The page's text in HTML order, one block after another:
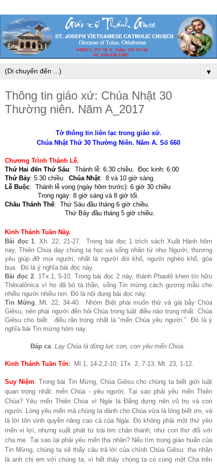
▼
Thông tin giáo xứ: Chúa Nhật 30
Thường niên. Năm A_2017
Tờ thông tin liên lạc trong giáo xứ.
Chúa Nhật Thứ 30 Thường Niên. Năm A. Số 660
Chương Trình Thánh Lễ.
Thứ Hai đến Thứ Sáu: Thánh lễ: 6:30 chiều. Đọc kinh: 6:00
Thứ Bảy: 5:30 chiều. Chúa Nhật: 8 và 10 giờ sáng.
Lễ Buộc: Thánh lễ vọng (ngày hôm trước): 6 giờ 30 chiều
Trong ngày: 8 giờ sáng và 8 giờ tối.
Chầu Thánh Thể: Thứ Sáu đầu tháng 6 giờ chiều.
Thứ Bảy đầu tháng 5 giờ chiều.
Kinh Thánh Tuần Này.
Bài đọc 1. Xh. 22, 21-27. Trong bài đọc 1 trích sách Xuất Hành hôm
nay, Thiên Chúa dạy chúng ta học và sống nhân từ như Người, thương
yêu giúp đỡ mọi người, nhất là người đói khổ, người nghèo khổ, góa
bụa. Đó là ý nghĩa bài đọc này.
Bài đọc 2. 1Tx.1, 5-10. Trong bài đọc 2 này, thánh Phaolô khen tín hữu
Thêxalônica vì họ đã bỏ tà thần, sống Tin mừng cách gương mẫu cho
nhiều người nhiều nơi. Đó là nội dung bài đọc này.
Tin Mừng. Mt. 22, 34-40. Nhóm Biệt phái muốn thử và gài bẫy Chúa
Giêsu, nên phái người đến hỏi Chúa trong luật điều nào trọng nhất. Chúa
Giêsu cho biết: điều răn trọng nhất là “mến Chúa yêu người.” Đó là ý
nghĩa bài Tin mừng hôm nay.
Đáp ca. Lạy Chúa là dũng lực con, con yêu mến Chúa.
Kinh Thánh Tuần Tới: Ml.1, 14-2,2-10; 1Tx. 2, 7-13; Mt. 23, 1-12.
Suy Niệm. Trong bài Tin Mừng, Chúa Giêsu cho chúng ta biết giới luật
quan trọng nhất: mến Chúa - yêu người. Tại sao phải yêu mến Thiên
Chúa? Yêu mến Thiên Chúa vì Ngài là Đấng dựng nên vũ trụ và con
người. Lòng yêu mến mà chúng ta dành cho Chúa vừa là lòng biết ơn, và
là lời tôn vinh quyền năng cao cả của Ngài. Đó không phải một thứ yêu
mến vị lợi, nhưng xuất phát từ trái tim chân thành, như con thơ đối với
cha mẹ. Tại sao lại phải yêu mến tha nhân? Nếu tìm trong giáo huấn của
Tin Mừng, chúng ta sẽ thấy câu trả lời của chính Chúa Giêsu: tha nhân
là anh chị em với chúng ta, vì hết thảy chúng ta có cùng một Cha trên